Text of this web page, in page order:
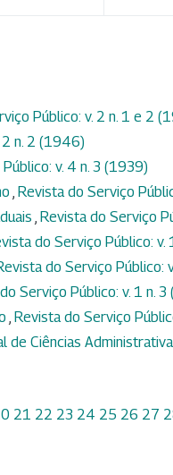
Público: v. 2 n. 1 e 2
2 n. 2 (1946)
v. 4 n. 3 (1939)
, Revista do Serviço
, Revista do Serviço
do Serviço Público: v.
do Serviço Público:
Serviço Público: v. 1 n.
, Revista do Serviço
de Ciências
21 22 23 24 25 26 27